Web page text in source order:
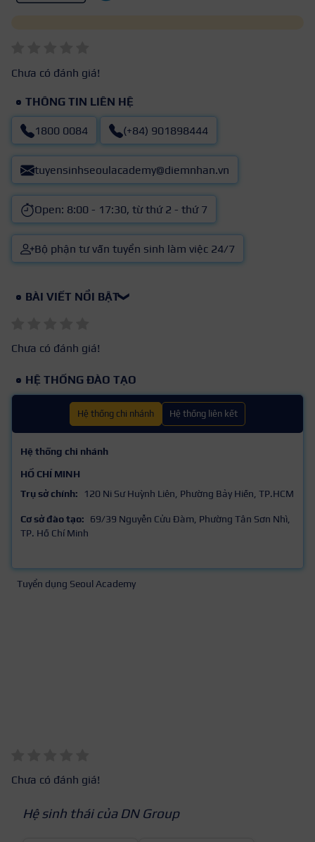
Chưa có đánh giá!
THÔNG TIN LIÊN HỆ
1800 0084 (+84) 901898444
tuyensinhseoulacademy@diemnhan.vn
Open: 8:00 - 17:30, từ thứ 2 - thứ 7
Bộ phận tư vấn tuyển sinh làm việc 24/7
BÀI VIẾT NỔI BẬT❯
Chưa có đánh giá!
HỆ THỐNG ĐÀO TẠO
Hệ thống chi nhánh Hệ thống liên kết
Hệ thống chi nhánh
HỒ CHÍ MINH
Trụ sở chính:
120 Ni Sư Huỳnh Liên, Phường Bảy Hiền, TP.HCM
Cơ sở đào tạo:
69/39 Nguyễn Cửu Đàm, Phường Tân Sơn Nhì,
TP. Hồ Chí Minh
Tuyển dụng Seoul Academy
Chưa có đánh giá!
Hệ sinh thái của DN Group